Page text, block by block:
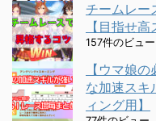
チームレー
【目指せ高
157件のビュー
【ウマ娘
な加速スキ
ィング用】